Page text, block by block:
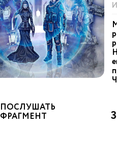
ПОСЛУШАТЬ
ФРАГМЕНТ